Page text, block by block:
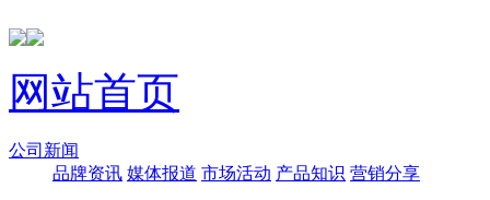
网站首页
公司新闻
品牌资讯 媒体报道 市场活动 产品知识 营销分享